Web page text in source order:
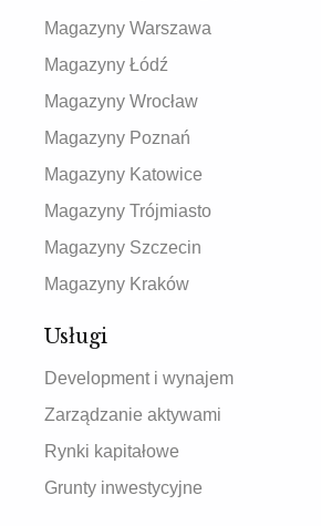
Magazyny Warszawa
Magazyny Łódź
Magazyny Wrocław
Magazyny Poznań
Magazyny Katowice
Magazyny Trójmiasto
Magazyny Szczecin
Magazyny Kraków
Usługi
Development i wynajem
Zarządzanie aktywami
Rynki kapitałowe
Grunty inwestycyjne